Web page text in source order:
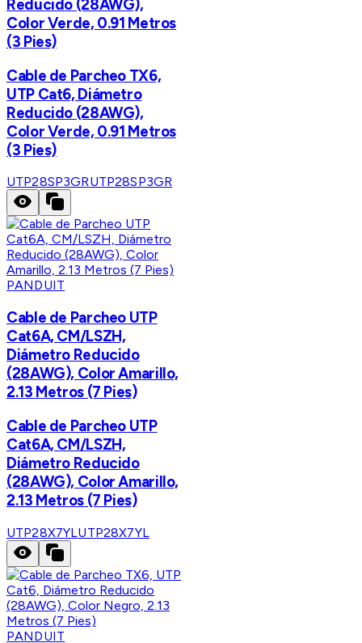
Reducido (28AWG),
Color Verde, 0.91 Metros
(3 Pies)
Cable de Parcheo TX6,
UTP Cat6, Diámetro
Reducido (28AWG),
Color Verde, 0.91 Metros
(3 Pies)
UTP28SP3GRUTP28SP3GR
PANDUIT
Cable de Parcheo UTP
Cat6A, CM/LSZH,
Diámetro Reducido
(28AWG), Color Amarillo,
2.13 Metros (7 Pies)
Cable de Parcheo UTP
Cat6A, CM/LSZH,
Diámetro Reducido
(28AWG), Color Amarillo,
2.13 Metros (7 Pies)
UTP28X7YLUTP28X7YL
PANDUIT